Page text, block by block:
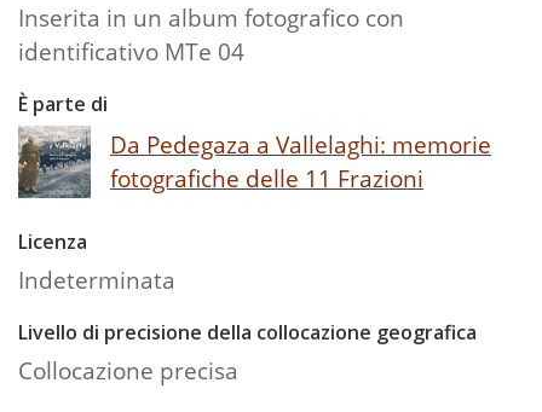
Inserita in un album fotografico con
identificativo MTe 04
È parte di
Da Pedegaza a Vallelaghi: memorie
fotografiche delle 11 Frazioni
Licenza
Indeterminata
Livello di precisione della collocazione geografica
Collocazione precisa